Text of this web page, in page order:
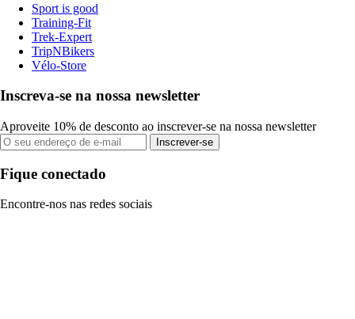
Sport is good
Training-Fit
Trek-Expert
TripNBikers
Vélo-Store
Inscreva-se na nossa newsletter
Aproveite 10% de desconto ao inscrever-se na nossa newsletter
Inscrever-se
Fique conectado
Encontre-nos nas redes sociais